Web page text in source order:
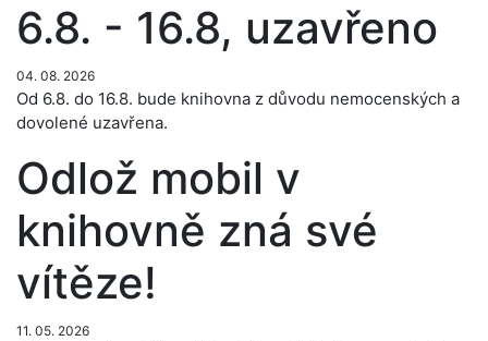
6.8. - 16.8, uzavřeno
04. 08. 2026
Od 6.8. do 16.8. bude knihovna z důvodu nemocenských a
dovolené uzavřena.
Odlož mobil v
knihovně zná své
vítěze!
11. 05. 2026